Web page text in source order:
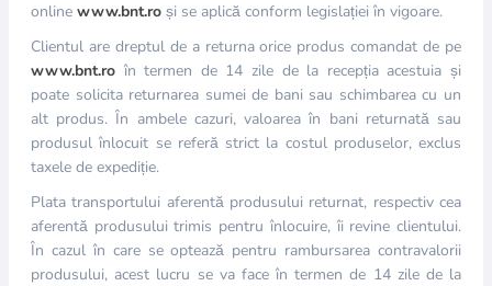
online www.bnt.ro și se aplică conform legislației în vigoare.
Clientul are dreptul de a returna orice produs comandat de pe
www.bnt.ro în termen de 14 zile de la recepția acestuia și
poate solicita returnarea sumei de bani sau schimbarea cu un
alt produs. În ambele cazuri, valoarea în bani returnată sau
produsul înlocuit se referă strict la costul produselor, exclus
taxele de expediție.
Plata transportului aferentă produsului returnat, respectiv cea
aferentă produsului trimis pentru înlocuire, îi revine clientului.
În cazul în care se optează pentru rambursarea contravalorii
produsului, acest lucru se va face în termen de 14 zile de la